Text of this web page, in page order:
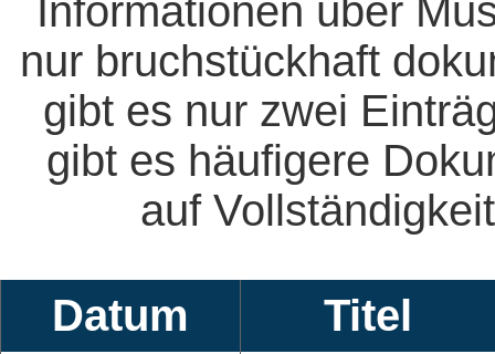
Informationen über
nur bruchstückhaft
gibt es nur zwei
gibt es häufigere
auf
Datum
Titel